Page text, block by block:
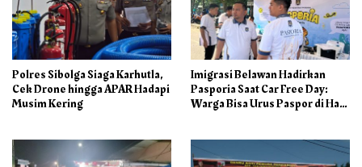
Polres Sibolga Siaga Karhutla,
Cek Drone hingga APAR Hadapi
Musim Kering
Imigrasi Belawan Hadirkan
Pasporia Saat Car Free Day:
Warga Bisa Urus Paspor di Hari